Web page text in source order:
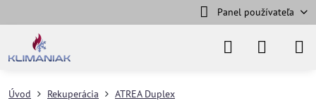
Panel používateľa
Úvod Rekuperácia ATREA Duplex